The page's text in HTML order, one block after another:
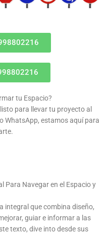
tu Espacio?
para llevar tu proyecto al
WhatsApp, estamos aquí para
Para Navegar en el Espacio y
integral que combina diseño,
guiar e informar a las
texto, dive into desde sus